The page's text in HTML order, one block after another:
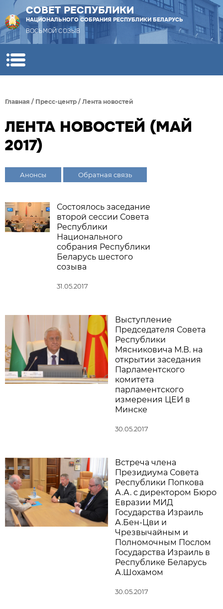
СОВЕТ РЕСПУБЛИКИ
НАЦИОНАЛЬНОГО СОБРАНИЯ РЕСПУБЛИКИ БЕЛАРУСЬ
ВОСЬМОЙ СОЗЫВ
Главная / Пресс-центр / Лента новостей
ЛЕНТА НОВОСТЕЙ (МАЙ
2017)
Анонсы Обратная связь
Состоялось заседание
второй сессии Совета
Республики
Национального
собрания Республики
Беларусь шестого
созыва
31.05.2017
Выступление
Председателя Совета
Республики
Мясниковича М.В. на
открытии заседания
Парламентского
комитета
парламентского
измерения ЦЕИ в
Минске
30.05.2017
Встреча члена
Президиума Совета
Республики Попкова
А.А. с директором Бюро
Евразии МИД
Государства Израиль
А.Бен-Цви и
Чрезвычайным и
Полномочным Послом
Государства Израиль в
Республике Беларусь
А.Шохамом
30.05.2017